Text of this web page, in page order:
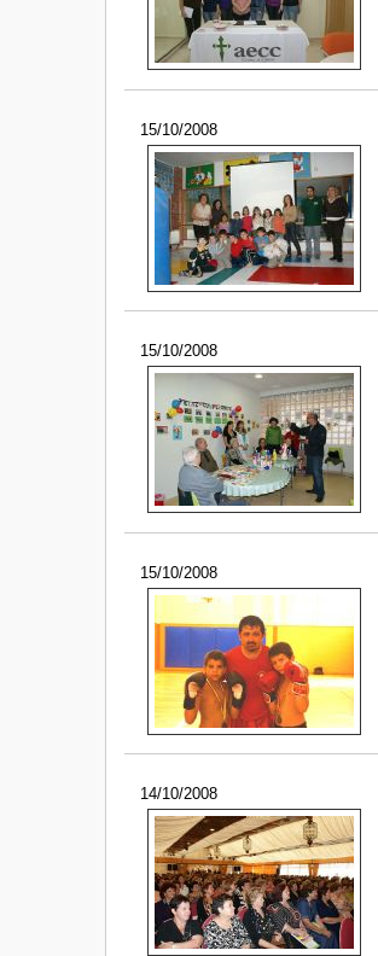
15/10/2008
15/10/2008
15/10/2008
14/10/2008